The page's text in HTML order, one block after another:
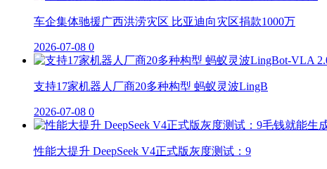
车企集体驰援广西洪涝灾区 比亚迪向灾区捐款1000万
2026-07-08 0
支持17家机器人厂商20多种构型 蚂蚁灵波LingB
2026-07-08 0
性能大提升 DeepSeek V4正式版灰度测试：9